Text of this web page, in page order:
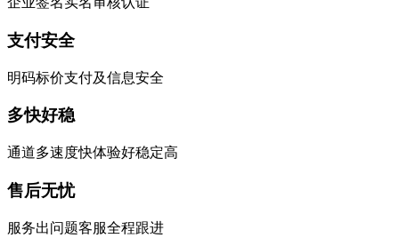
支付安全
明码标价支付及信息安全
多快好稳
通道多速度快体验好稳定高
售后无忧
服务出问题客服全程跟进